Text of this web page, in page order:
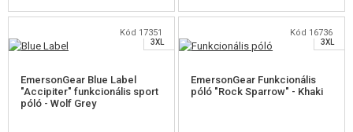
VÁLASSZON MÉRETET VÁLASSZON MÉRETET
Kód 17351
3XL
EmersonGear Blue Label
"Accipiter" funkcionális sport
póló - Wolf Grey
Kód 16736
3XL
EmersonGear Funkcionális
póló "Rock Sparrow" - Khaki